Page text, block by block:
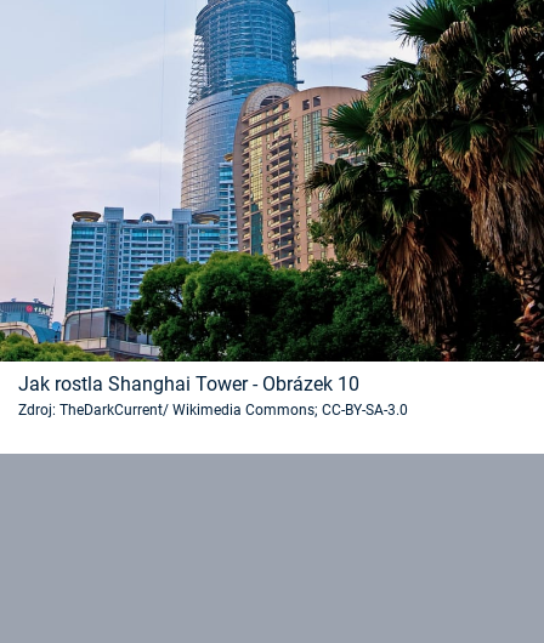
Jak rostla Shanghai Tower - Obrázek 10
Zdroj: TheDarkCurrent/ Wikimedia Commons; CC-BY-SA-3.0